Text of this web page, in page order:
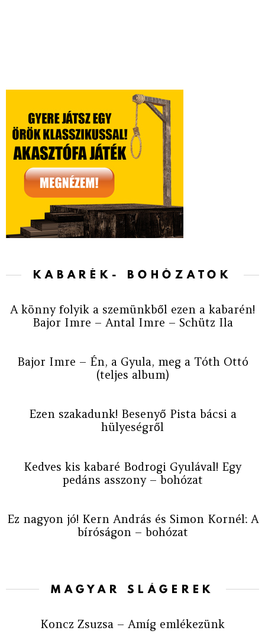
KABARÉK- BOHÓZATOK
A könny folyik a szemünkből ezen a kabarén!
Bajor Imre – Antal Imre – Schütz Ila
Bajor Imre – Én, a Gyula, meg a Tóth Ottó
(teljes album)
Ezen szakadunk! Besenyő Pista bácsi a
hülyeségről
Kedves kis kabaré Bodrogi Gyulával! Egy
pedáns asszony – bohózat
Ez nagyon jó! Kern András és Simon Kornél: A
bíróságon – bohózat
MAGYAR SLÁGEREK
Koncz Zsuzsa – Amíg emlékezünk